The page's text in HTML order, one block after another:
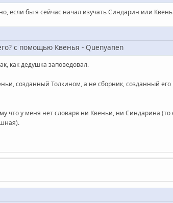
если бы я сейчас начал изучать Синдарин или
с помощью Квенья - Quenyanen
как дедушка заповедовал.
созданный Толкином, а не сборник, созданный
что у меня нет словаря ни Квеньи, ни Синдарина